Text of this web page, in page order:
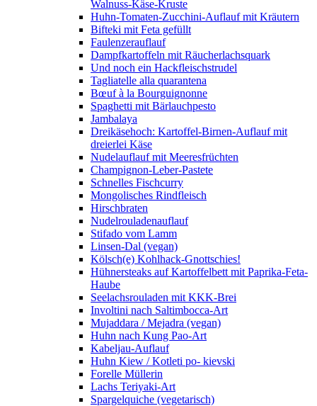
Walnuss-Käse-Kruste
Huhn-Tomaten-Zucchini-Auflauf mit Kräutern
Bifteki mit Feta gefüllt
Faulenzerauflauf
Dampfkartoffeln mit Räucherlachsquark
Und noch ein Hackfleischstrudel
Tagliatelle alla quarantena
Bœuf à la Bourguignonne
Spaghetti mit Bärlauchpesto
Jambalaya
Dreikäsehoch: Kartoffel-Birnen-Auflauf mit
dreierlei Käse
Nudelauflauf mit Meeresfrüchten
Champignon-Leber-Pastete
Schnelles Fischcurry
Mongolisches Rindfleisch
Hirschbraten
Nudelrouladenauflauf
Stifado vom Lamm
Linsen-Dal (vegan)
Kölsch(e) Kohlhack-Gnottschies!
Hühnersteaks auf Kartoffelbett mit Paprika-Feta-
Haube
Seelachsrouladen mit KKK-Brei
Involtini nach Saltimbocca-Art
Mujaddara / Mejadra (vegan)
Huhn nach Kung Pao-Art
Kabeljau-Auflauf
Huhn Kiew / Kotleti po- kievski
Forelle Müllerin
Lachs Teriyaki-Art
Spargelquiche (vegetarisch)